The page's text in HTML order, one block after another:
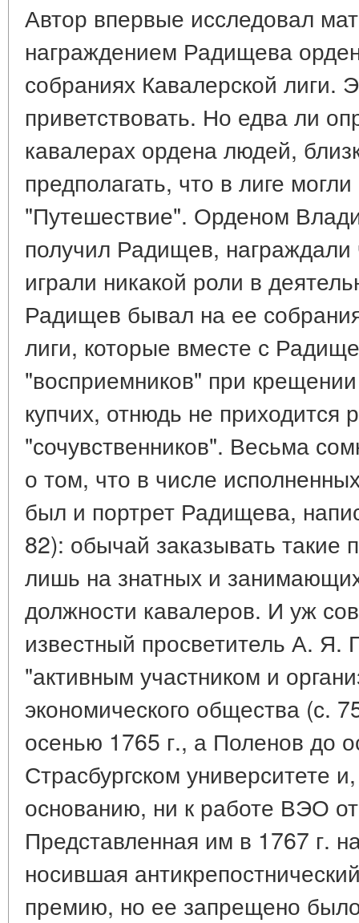
Автор впервые исследовал
награждением Радищева
собраниях Кавалерской лиги.
приветствовать. Но едва ли
кавалерах ордена людей,
предполагать, что в лиге
"Путешествие". Орденом
получил Радищев, награждали
играли никакой роли в
Радищев бывал на ее
лиги, которые вместе с
"восприемников" при
купчих, отнюдь не приходится
"сочувственников". Весьма
о том, что в числе
был и портрет Радищева,
82): обычай заказывать такие
лишь на знатных и
должности кавалеров. И уж
известный просветитель А. Я.
"активным участником и
экономического общества (с.
осенью 1765 г., а Поленов до
Страсбургском университете
основанию, ни к работе ВЭО
Представленная им в 1767 г.
носившая
премию, но ее запрещено